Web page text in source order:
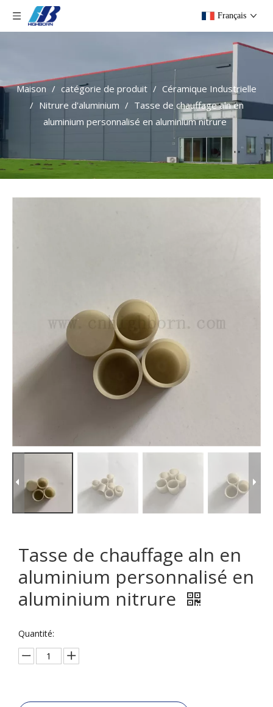
Français
Maison / catégorie de produit / Céramique Industrielle
/ Nitrure d'aluminium / Tasse de chauffage aln en
aluminium personnalisé en aluminium nitrure
Tasse de chauffage aln en
aluminium personnalisé en
aluminium nitrure
Quantité: